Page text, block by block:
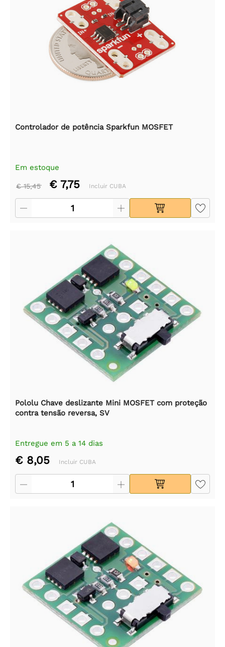
Controlador de potência Sparkfun MOSFET
Em estoque
€ 15,45 € 7,75 Incluir CUBA
Pololu Chave deslizante Mini MOSFET com proteção
contra tensão reversa, SV
Entregue em 5 a 14 dias
€ 8,05 Incluir CUBA